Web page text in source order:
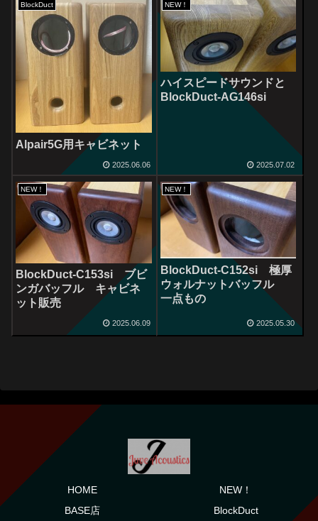
BlockDuct
Alpair5G用キャビネット
2025.06.06
NEW！
ハイスピードサウンドと
BlockDuct-AG146si
2025.07.02
NEW！
BlockDuct-C153si ブビ
ンガバッフル キャビネ
ット販売
2025.06.09
NEW！
BlockDuct-C152si 極厚
ウォルナットバッフル
一点もの
2025.05.30
HOME
NEW！
BASE店
BlockDuct